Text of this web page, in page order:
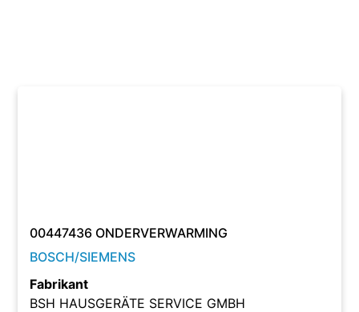
00447436 ONDERVERWARMING
BOSCH/SIEMENS
Fabrikant
BSH HAUSGERÄTE SERVICE GMBH